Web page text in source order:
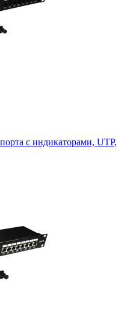
с индикаторами, UTP,